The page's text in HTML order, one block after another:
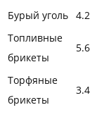
Бурый уголь 4.2
Топливные
брикеты
5.6
Торфяные
брикеты
3.4